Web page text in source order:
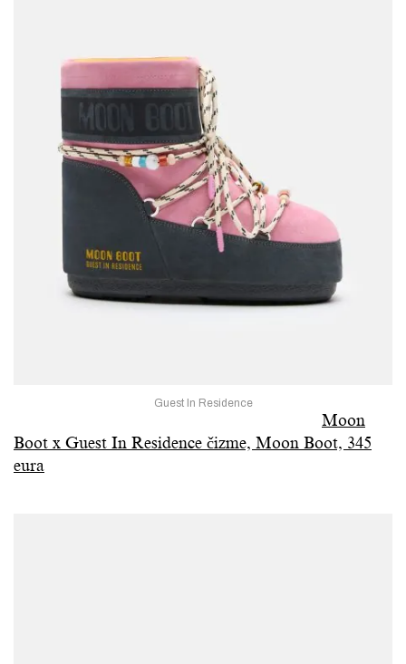
Guest In Residence
Moon
Boot x Guest In Residence čizme, Moon Boot, 345
eura